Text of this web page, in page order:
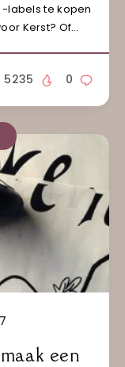
labels te kopen
Kerst? Of…
0
5235
een